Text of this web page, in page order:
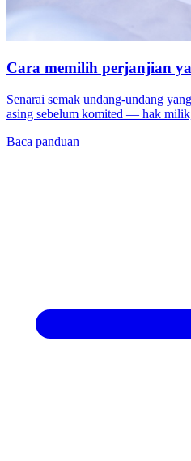
Cara memilih perjanjian
Senarai semak undang-undang
asing sebelum komited — hak
Baca panduan